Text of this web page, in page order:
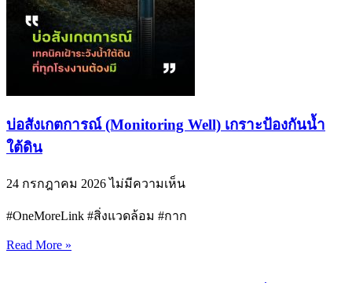
บ่อสังเกตการณ์ (Monitoring Well) เกราะป้องกันน้ำ
ใต้ดิน
24 กรกฎาคม 2026ไม่มีความเห็น
#OneMoreLink #สิ่งแวดล้อม #กาก
Read More »